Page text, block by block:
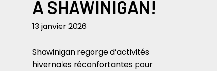
À SHAWINIGAN!
13 janvier 2026
Shawinigan regorge d’activités
hivernales réconfortantes pour